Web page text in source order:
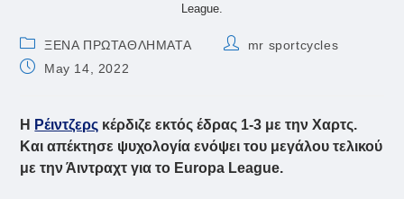
League.
Post
category:
ΞΕΝΑ ΠΡΩΤΑΘΛΗΜΑΤΑ
Postmr sportcycles
PostMay 14, 2022
Η Ρέιντζερς κέρδιζε εκτός έδρας 1-3 με την Χαρτς.
Και απέκτησε ψυχολογία ενόψει του μεγάλου τελικού
με την Άιντραχτ για το Europa League.